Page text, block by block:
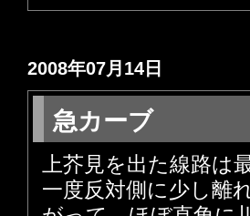
2008年07月14日
急カーブ
上芥見を出た線路
一度反対側に少し離